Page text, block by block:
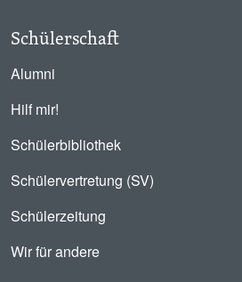
Schülerschaft
Alumni
Hilf mir!
Schülerbibliothek
Schülervertretung (SV)
Schülerzeitung
Wir für andere